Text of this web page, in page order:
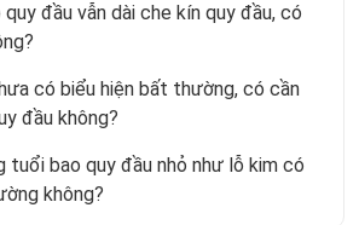
đầu vẫn dài che kín quy đầu, có
có biểu hiện bất thường, có cần
đầu không?
tuổi bao quy đầu nhỏ như lỗ kim có
không?